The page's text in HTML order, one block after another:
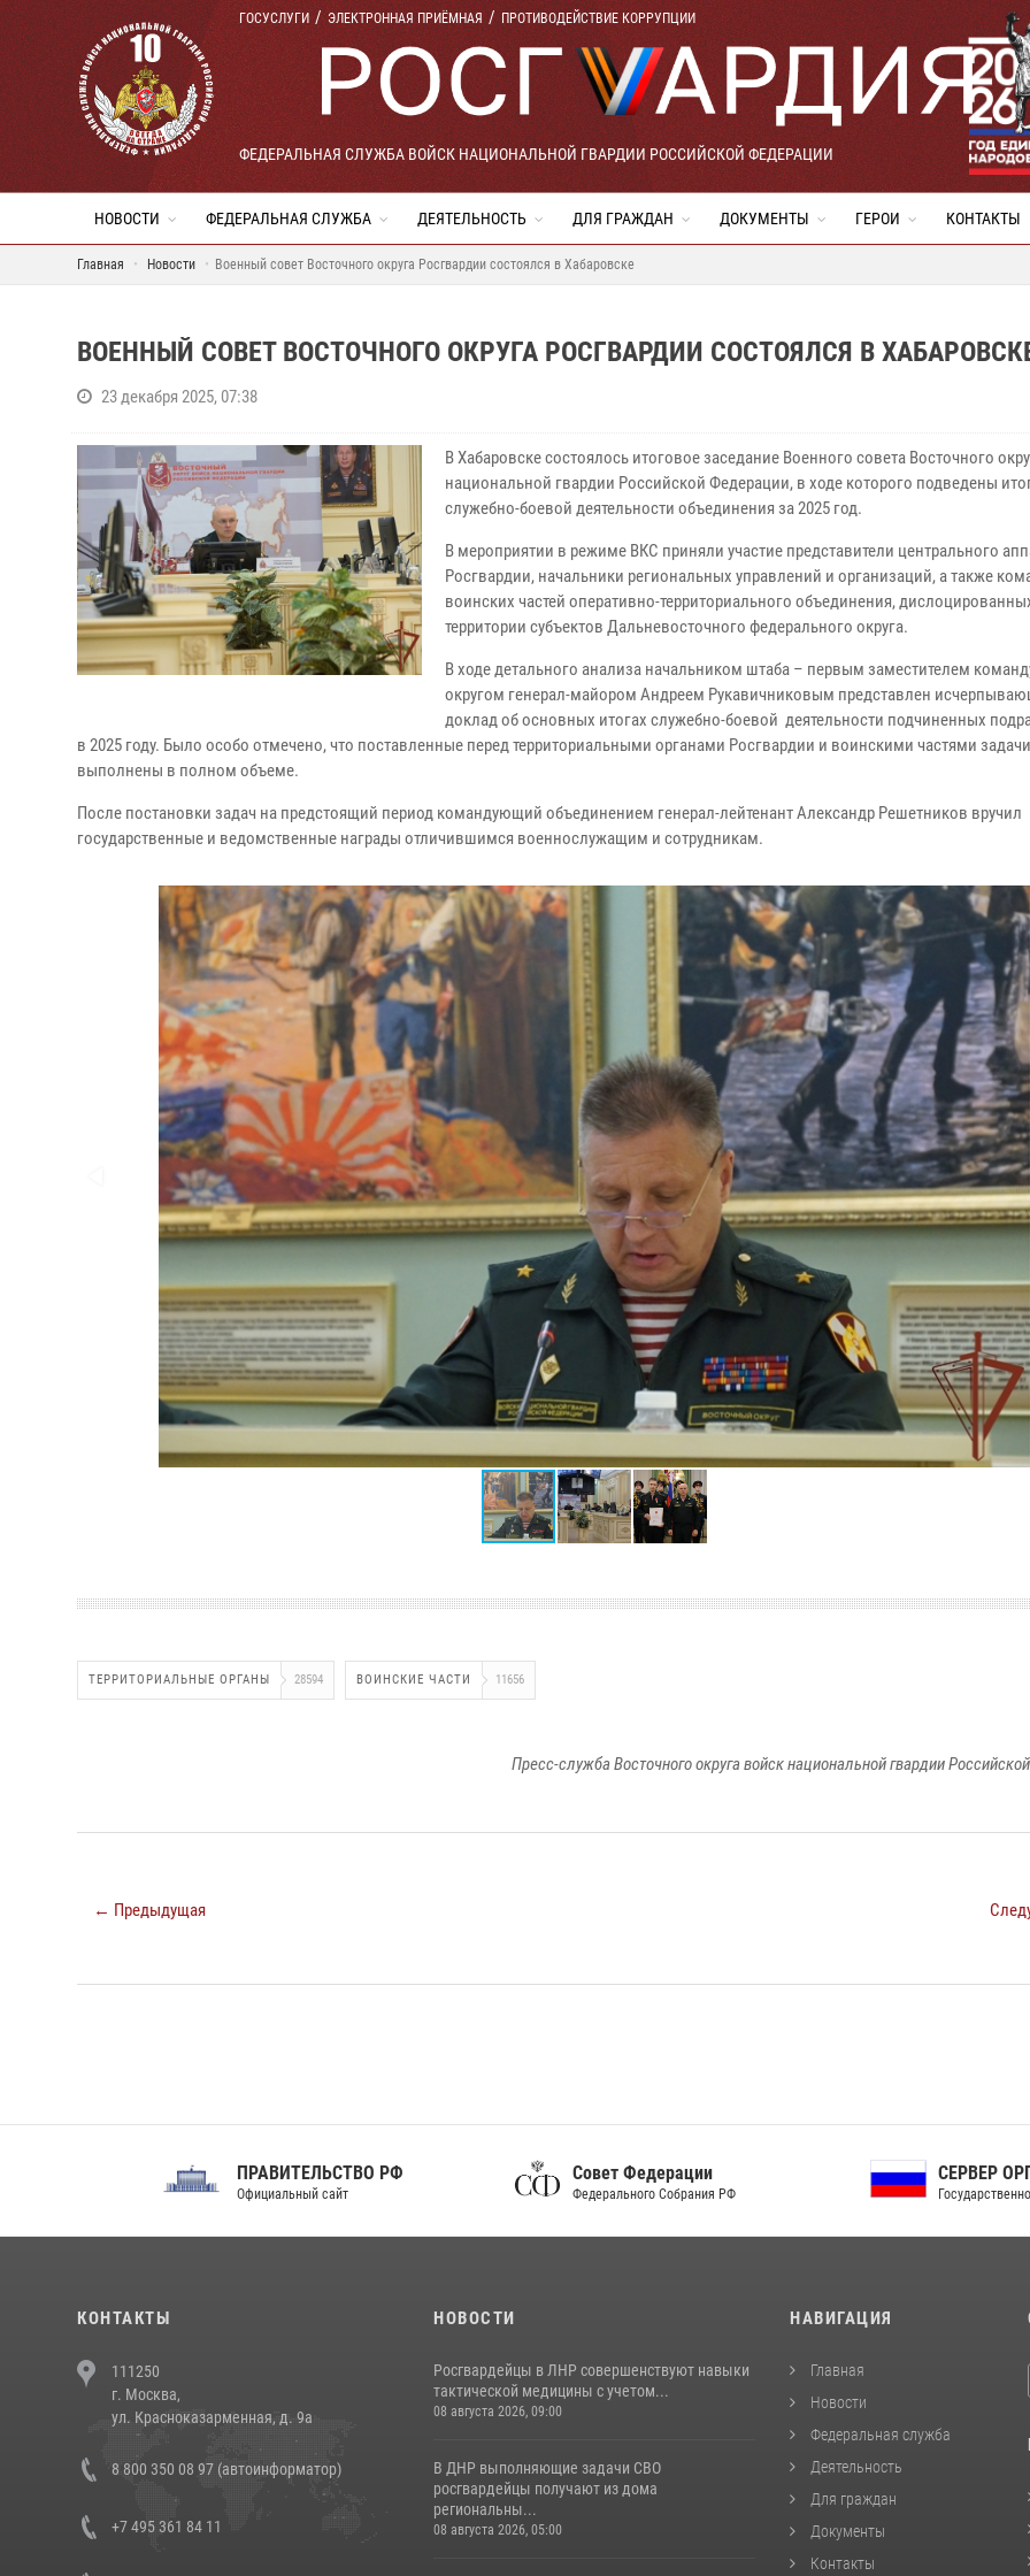
ГОСУСЛУГИ ЭЛЕКТРОННАЯ ПРИЁМНАЯ ПРОТИВОДЕЙСТВИЕ КОРРУПЦИИ
ФЕДЕРАЛЬНАЯ СЛУЖБА ВОЙСК НАЦИОНАЛЬНОЙ ГВАРДИИ РОССИЙСКОЙ ФЕДЕРАЦИИ
НОВОСТИ ФЕДЕРАЛЬНАЯ СЛУЖБА ДЕЯТЕЛЬНОСТЬ ДЛЯ ГРАЖДАН ДОКУМЕНТЫ ГЕРОИ КОНТАКТЫ
Главная Новости Военный совет Восточного округа Росгвардии состоялся в Хабаровске
ВОЕННЫЙ СОВЕТ ВОСТОЧНОГО ОКРУГА РОСГВАРДИИ СОСТОЯЛСЯ В
23 декабря 2025, 07:38
В Хабаровске состоялось итоговое заседание Военного совета Восточного
национальной гвардии Российской Федерации, в ходе которого подведены
служебно-боевой деятельности объединения за 2025 год.
В мероприятии в режиме ВКС приняли участие представители центрального
Росгвардии, начальники региональных управлений и организаций, а также
воинских частей оперативно-территориального объединения,
территории субъектов Дальневосточного федерального округа.
В ходе детального анализа начальником штаба – первым заместителем
округом генерал-майором Андреем Рукавичниковым представлен
доклад об основных итогах служебно-боевой деятельности подчиненных
в 2025 году. Было особо отмечено, что поставленные перед территориальными органами Росгвардии и воинскими частями задачи
выполнены в полном объеме.
После постановки задач на предстоящий период командующий объединением генерал-лейтенант Александр Решетников вручил
государственные и ведомственные награды отличившимся военнослужащим и сотрудникам.
ТЕРРИТОРИАЛЬНЫЕ ОРГАНЫ 28594 ВОИНСКИЕ ЧАСТИ 11656
Пресс-служба Восточного округа войск национальной гвардии
← Предыдущая
ПРАВИТЕЛЬСТВО РФ
Официальный сайт
Совет Федерации
Федерального Собрания РФ
СЕРВЕР ОРГАНОВ
Государственной власти РФ
КОНТАКТЫ
111250
г. Москва,
ул. Красноказарменная, д. 9а
8 800 350 08 97 (автоинформатор)
+7 495 361 84 11
НОВОСТИ
Росгвардейцы в ЛНР совершенствуют навыки
тактической медицины с учетом...
08 августа 2026, 09:00
В ДНР выполняющие задачи СВО
росгвардейцы получают из дома
региональны...
08 августа 2026, 05:00
НАВИГАЦИЯ
Главная
Новости
Федеральная служба
Деятельность
Для граждан
Документы
Контакты